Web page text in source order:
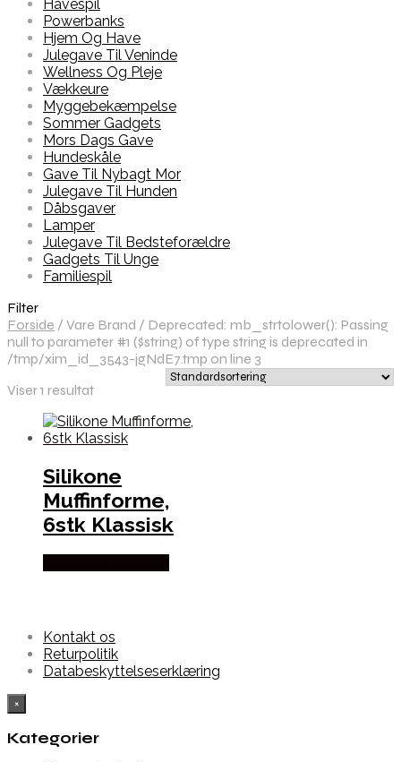
Havespil
Powerbanks
Hjem Og Have
Julegave Til Veninde
Wellness Og Pleje
Vækkeure
Myggebekæmpelse
Sommer Gadgets
Mors Dags Gave
Hundeskåle
Gave Til Nybagt Mor
Julegave Til Hunden
Dåbsgaver
Lamper
Julegave Til Bedsteforældre
Gadgets Til Unge
Familiespil
Filter
Forside / Vare Brand / Deprecated: mb_strtolower(): Passing
null to parameter #1 ($string) of type string is deprecated in
/tmp/xim_id_3543-jgNdE7.tmp on line 3
Viser 1 resultat
Silikone
Muffinforme,
6stk Klassisk
Kontakt os
Returpolitik
Databeskyttelseserklæring
×
Kategorier